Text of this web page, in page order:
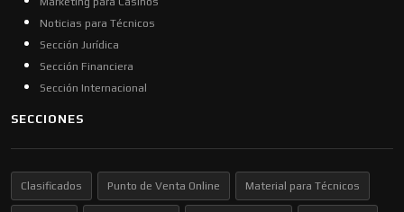
Noticias para Técnicos
Sección Jurídica
Sección Financiera
Sección Internacional
SECCIONES
Clasificados Punto de Venta Online Material para Técnicos